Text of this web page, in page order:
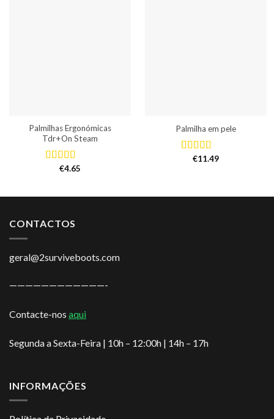
Palmilhas Ergonómicas
Tdr+On Steam
Avaliação
€4.65
Palmilha em pele
Avaliação
€11.49
CONTACTOS
geral@2surviveboots.com
————————————-
Contacte-nos aqui
Segunda a Sexta-Feira | 10h – 12:00h | 14h – 17h
INFORMAÇÕES